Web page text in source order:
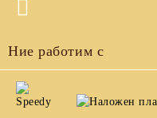
Ние работим с